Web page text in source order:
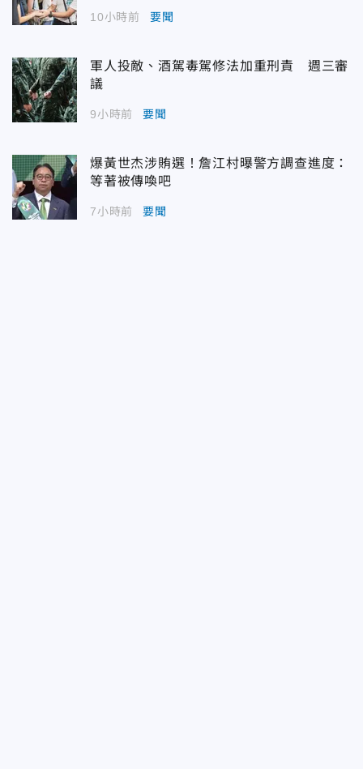
10小時前 要聞
軍人投敵、酒駕毒駕修法加重刑責 週三審
議
9小時前 要聞
爆黃世杰涉賄選！詹江村曝警方調查進度：
等著被傳喚吧
7小時前 要聞